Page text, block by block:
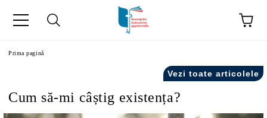
Prima pagină
Vezi toate articolele
Cum să-mi câștig existența?